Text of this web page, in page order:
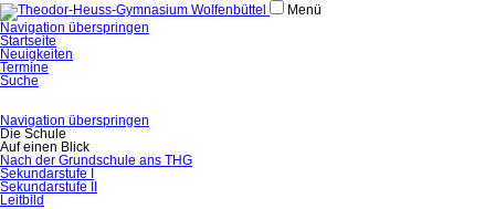
Menü
Navigation überspringen
Startseite
Neuigkeiten
Termine
Suche
Navigation überspringen
Die Schule
Auf einen Blick
Nach der Grundschule ans THG
Sekundarstufe I
Sekundarstufe II
Leitbild